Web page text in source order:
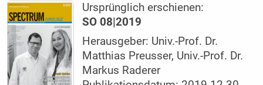
Ursprünglich erschienen:
SO 08|2019
Herausgeber: Univ.-Prof. Dr.
Matthias Preusser, Univ.-Prof. Dr.
Markus Raderer